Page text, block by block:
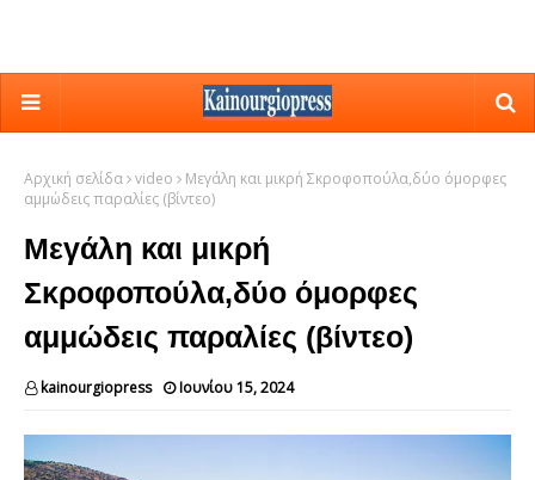
Αρχική σελίδα video
Μεγάλη και μικρή Σκροφοπούλα,δύο όμορφες
αμμώδεις παραλίες (βίντεο)
Μεγάλη και μικρή
Σκροφοπούλα,δύο όμορφες
αμμώδεις παραλίες (βίντεο)
kainourgiopress Ιουνίου 15, 2024